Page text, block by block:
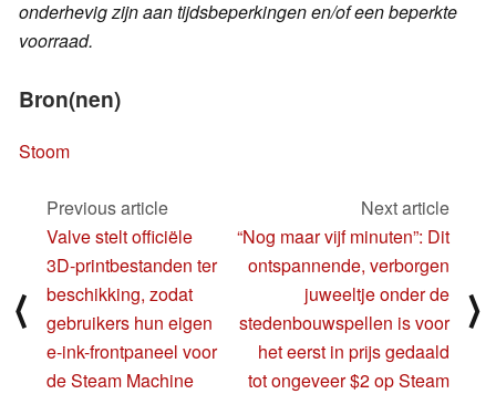
onderhevig zijn aan tijdsbeperkingen en/of een beperkte
voorraad.
Bron(nen)
Stoom
⟨
Previous article
Valve stelt officiële
3D-printbestanden ter
beschikking, zodat
gebruikers hun eigen
e-ink-frontpaneel voor
de Steam Machine
Next article
“Nog maar vijf minuten”: Dit
ontspannende, verborgen
juweeltje onder de
stedenbouwspellen is voor
het eerst in prijs gedaald
tot ongeveer $2 op Steam
⟩